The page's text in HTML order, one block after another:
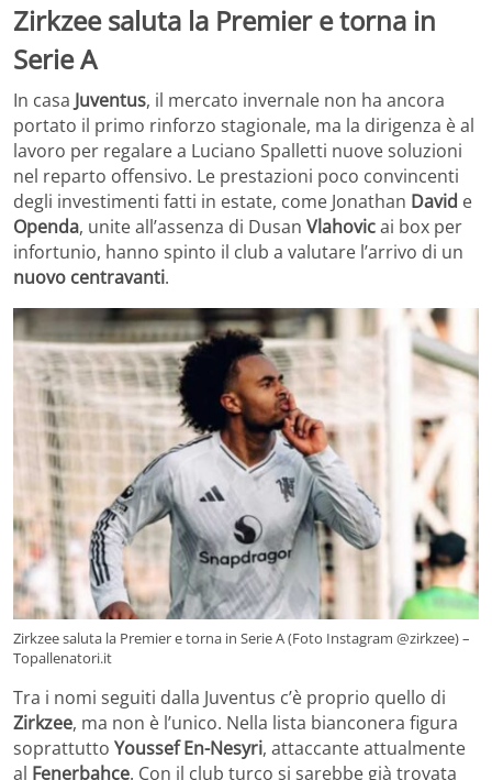
Zirkzee saluta la Premier e torna in
Serie A
In casa Juventus, il mercato invernale non ha ancora
portato il primo rinforzo stagionale, ma la dirigenza è al
lavoro per regalare a Luciano Spalletti nuove soluzioni
nel reparto offensivo. Le prestazioni poco convincenti
degli investimenti fatti in estate, come Jonathan David e
Openda, unite all’assenza di Dusan Vlahovicai box per
infortunio, hanno spinto il club a valutare l’arrivo di un
nuovo centravanti.
Zirkzee saluta la Premier e torna in Serie A (Foto Instagram @zirkzee) –
Topallenatori.it
Tra i nomi seguiti dalla Juventus c’è proprio quello di
Zirkzee, ma non è l’unico. Nella lista bianconera figura
soprattutto Youssef En-Nesyri, attaccante attualmente
al Fenerbahçe. Con il club turco si sarebbe già trovata